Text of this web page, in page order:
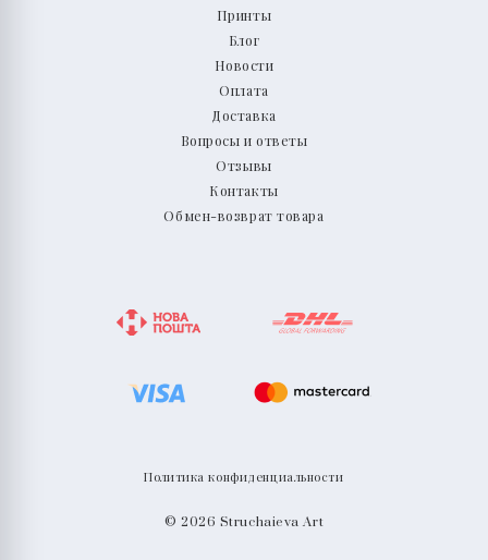
Принты
Блог
Новости
Оплата
Доставка
Вопросы и ответы
Отзывы
Контакты
Обмен-возврат товара
Политика конфиденциальности
© 2026 Struchaieva Art